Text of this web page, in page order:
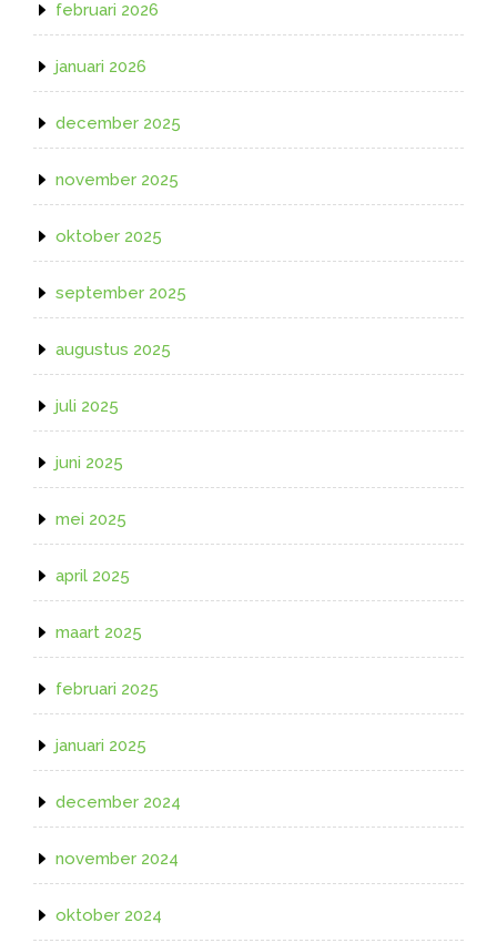
februari 2026
januari 2026
december 2025
november 2025
oktober 2025
september 2025
augustus 2025
juli 2025
juni 2025
mei 2025
april 2025
maart 2025
februari 2025
januari 2025
december 2024
november 2024
oktober 2024